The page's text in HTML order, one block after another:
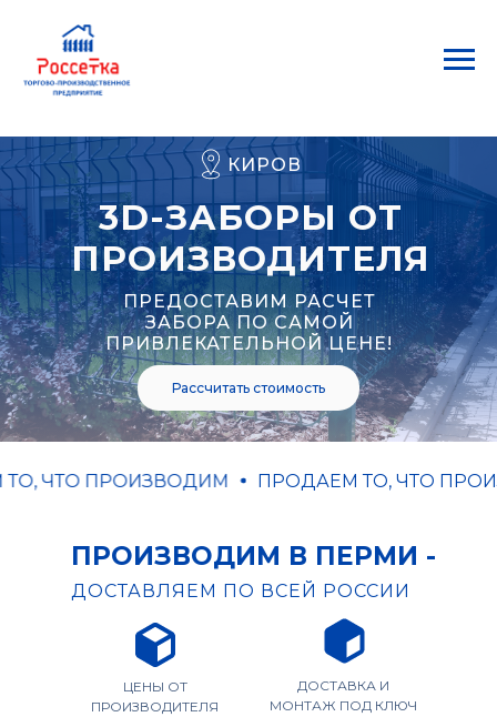
ПРЕДОСТАВИМ РАСЧЕТ
ЗАБОРА ПО САМОЙ
ПРИВЛЕКАТЕЛЬНОЙ ЦЕНЕ!
3D-ЗАБОРЫ ОТ
ПРОИЗВОДИТЕЛЯ
Рассчитать стоимость
КИРОВ
ЧТО ПРОИЗВОДИМ ПРОДАЕМ ТО, ЧТО
ДОСТАВЛЯЕМ ПО ВСЕЙ РОССИИ
ПРОИЗВОДИМ В ПЕРМИ -
ДОСТАВКА И
МОНТАЖ ПОД КЛЮЧ
ЦЕНЫ ОТ
ПРОИЗВОДИТЕЛЯ